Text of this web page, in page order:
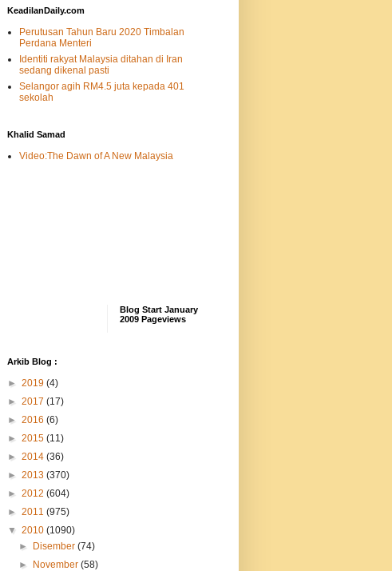
KeadilanDaily.com
Perutusan Tahun Baru 2020 Timbalan
Perdana Menteri
Identiti rakyat Malaysia ditahan di Iran
sedang dikenal pasti
Selangor agih RM4.5 juta kepada 401
sekolah
Khalid Samad
Video:The Dawn of A New Malaysia
Blog Start January
2009 Pageviews
Arkib Blog :
► 2019 (4)
► 2017 (17)
► 2016 (6)
► 2015 (11)
► 2014 (36)
► 2013 (370)
► 2012 (604)
► 2011 (975)
▼ 2010 (1090)
►
Disember(74)
►
November(58)